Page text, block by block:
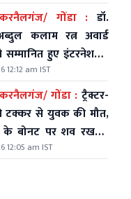
परसपुर/करनैलगंज/ गोंडा : डॉ.
कलाम रत्न अवार्ड
हुए इंटरनेशनल
इंडिया'
12:12 am IST
परसपुर/करनैलगंज/ गोंडा : ट्रैक्टर-
टक्कर से युवक की मौत,
बोनट पर शव रखकर
घंटे किया प्रदर्शन,
12:05 am IST